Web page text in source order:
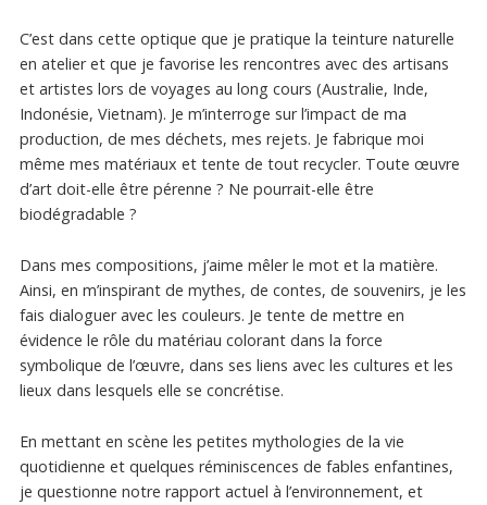
C’est dans cette optique que je pratique la teinture naturelle
en atelier et que je favorise les rencontres avec des artisans
et artistes lors de voyages au long cours (Australie, Inde,
Indonésie, Vietnam). Je m’interroge sur l’impact de ma
production, de mes déchets, mes rejets. Je fabrique moi
même mes matériaux et tente de tout recycler. Toute œuvre
d’art doit-elle être pérenne ? Ne pourrait-elle être
biodégradable ?
Dans mes compositions, j’aime mêler le mot et la matière.
Ainsi, en m’inspirant de mythes, de contes, de souvenirs, je les
fais dialoguer avec les couleurs. Je tente de mettre en
évidence le rôle du matériau colorant dans la force
symbolique de l’œuvre, dans ses liens avec les cultures et les
lieux dans lesquels elle se concrétise.
En mettant en scène les petites mythologies de la vie
quotidienne et quelques réminiscences de fables enfantines,
je questionne notre rapport actuel à l’environnement, et